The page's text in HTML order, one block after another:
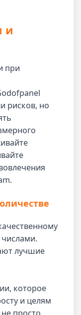
и
при
рисков, но
лучшие
которое
и целям